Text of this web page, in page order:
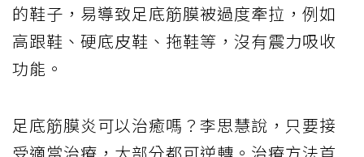
的鞋子，易導致足底筋膜被過度牽拉，例如
高跟鞋、硬底皮鞋、拖鞋等，沒有震力吸收
功能。
足底筋膜炎可以治癒嗎？李思慧說，只要接